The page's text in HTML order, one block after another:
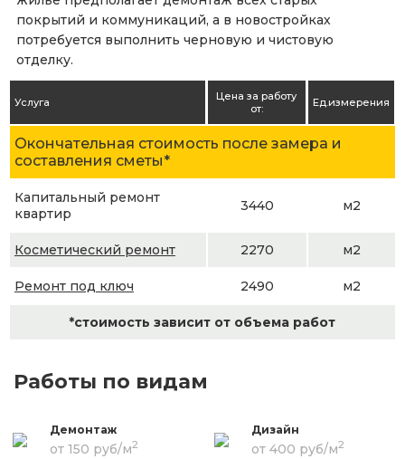
покрытий и коммуникаций, а в новостройках
потребуется выполнить черновую и чистовую
отделку.
Услуга
Цена за работу
от:
Ед.измерения
Окончательная стоимость после замера и
составления сметы*
Капитальный ремонт
квартир
3440 м2
Косметический ремонт 2270 м2
Ремонт под ключ 2490 м2
*стоимость зависит от объема работ
Работы по видам
Демонтаж
от 150 руб/м2
Дизайн
от 400 руб/м2